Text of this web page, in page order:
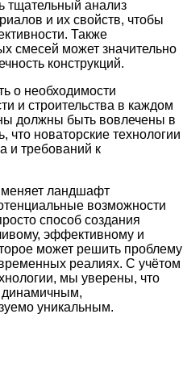
тщательный анализ
и их свойств, чтобы
Также
смесей может значительно
конструкций.
о необходимости
и строительства в каждом
должны быть вовлечены в
что новаторские технологии
и требований к
меняет ландшафт
возможности
способ создания
эффективному и
может решить проблему
реалиях. С учётом
мы уверены, что
динамичным,
уникальным.